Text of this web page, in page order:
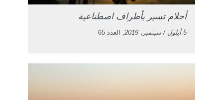
أحلام تسير بأطراف اصطناعية
5 أيلول / سبتمبر، 2019 , العدد 65